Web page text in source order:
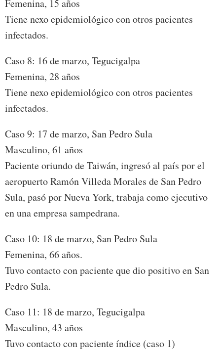
Femenina, 15 años
Tiene nexo epidemiológico con otros pacientes
infectados.
Caso 8: 16 de marzo, Tegucigalpa
Femenina, 28 años
Tiene nexo epidemiológico con otros pacientes
infectados.
Caso 9: 17 de marzo, San Pedro Sula
Masculino, 61 años
Paciente oriundo de Taiwán, ingresó al país por el
aeropuerto Ramón Villeda Morales de San Pedro
Sula, pasó por Nueva York, trabaja como ejecutivo
en una empresa sampedrana.
Caso 10: 18 de marzo, San Pedro Sula
Femenina, 66 años.
Tuvo contacto con paciente que dio positivo en San
Pedro Sula.
Caso 11: 18 de marzo, Tegucigalpa
Masculino, 43 años
Tuvo contacto con paciente índice (caso 1)